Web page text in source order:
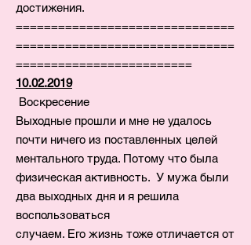
достижения.
===============================
===============================
=========================
10.02.2019
Воскресение
Выходные прошли и мне не удалось
почти ничего из поставленных целей
ментального труда. Потому что была
физическая активность. У мужа были
два выходных дня и я решила
воспользоваться
случаем. Его жизнь тоже отличается от